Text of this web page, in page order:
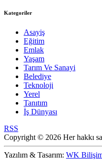
Kategoriler
Asayiş
Eğitim
Emlak
Yaşam
Tarım Ve Sanayi
Belediye
Teknoloji
Yerel
Tanıtım
İş Dünyası
RSS
Copyright © 2026 Her hakkı
Yazılım & Tasarım: WK